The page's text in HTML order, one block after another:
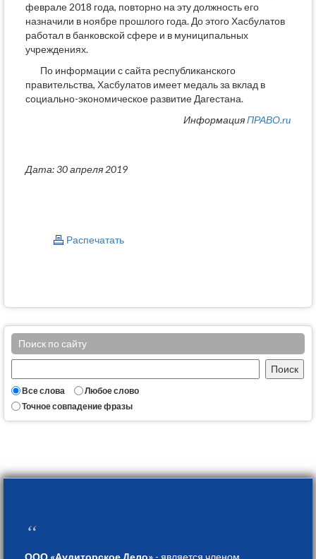
феврале 2018 года, повторно на эту должность его
назначили в ноябре прошлого года. До этого Хасбулатов
работал в банковской сфере и в муниципальных
учреждениях.
По информации с сайта республиканского
правительства, Хасбулатов имеет медаль за вклад в
социально-экономическое развитие Дагестана.
ИнформацияПРАВО.ru
Дата: 30 апреля 2019
Распечатать
Поиск по сайту
Все слова
Любое слово
Точное совпадение фразы
“
ООО «Аудиторское Дело» - является членом